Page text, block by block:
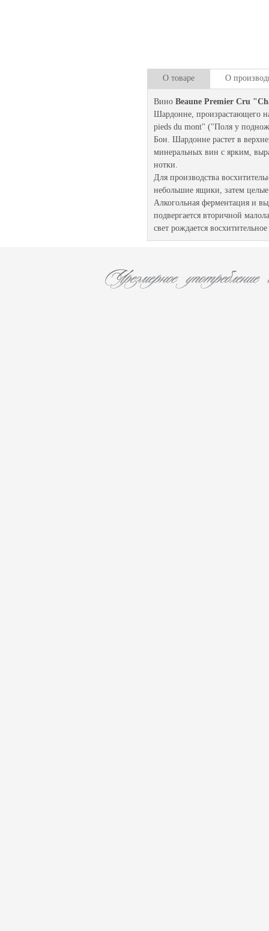
О товаре О
Вино Beaune Premier Cru
Шардонне, произрастающего
pieds du mont" ("Поля у
Бон. Шардонне растет в
минеральных вин с ярким,
нотки.
Для производства
небольшие ящики, затем целые
Алкогольная ферментация и
подвергается вторичной
свет рождается